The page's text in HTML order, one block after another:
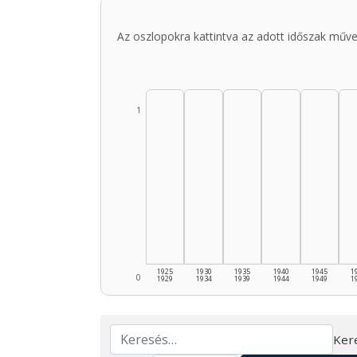
Az oszlopokra kattintva az adott időszak
0
1
1925
1929
1930
1934
1935
1939
1940
1944
1945
1949